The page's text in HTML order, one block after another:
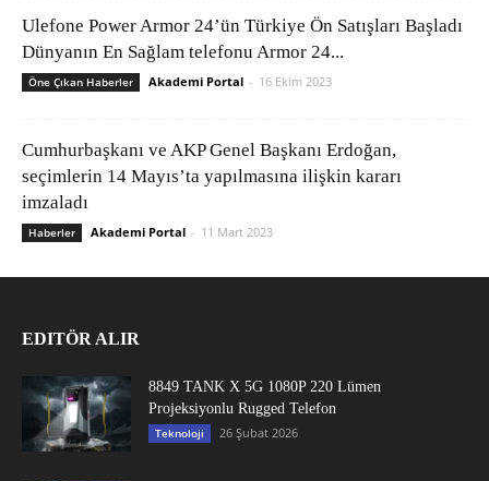
Ulefone Power Armor 24’ün Türkiye Ön Satışları Başladı
Dünyanın En Sağlam telefonu Armor 24...
Öne Çıkan Haberler Akademi Portal - 16 Ekim 2023
Cumhurbaşkanı ve AKP Genel Başkanı Erdoğan,
seçimlerin 14 Mayıs’ta yapılmasına ilişkin kararı
imzaladı
Haberler Akademi Portal - 11 Mart 2023
EDITÖR ALIR
8849 TANK X 5G 1080P 220 Lümen
Projeksiyonlu Rugged Telefon
Teknoloji 26 Şubat 2026